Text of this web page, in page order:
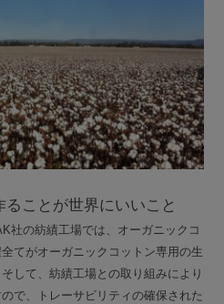
ことが世界にいいこと
社の紡績工場では、オーガニックコ
てがオーガニックコットン専用の生
して、紡績工場との取り組みにより
で、トレーサビリティの確保された